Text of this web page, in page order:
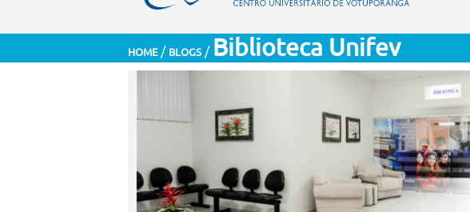
HOME/ BLOGS / Biblioteca Unifev